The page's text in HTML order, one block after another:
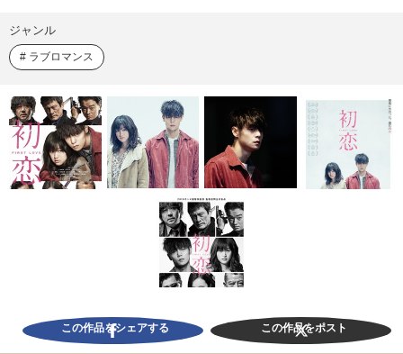
ジャンル
ラブロマンス
この作品をシェアする この作品をポスト